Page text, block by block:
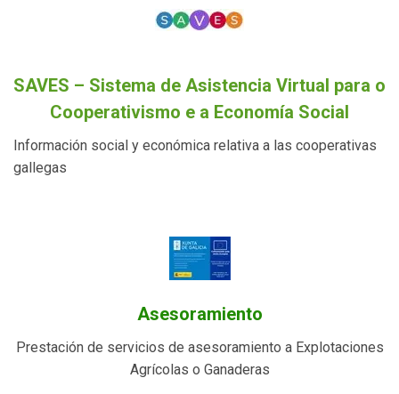
SAVES – Sistema de Asistencia Virtual para o
Cooperativismo e a Economía Social
Información social y económica relativa a las cooperativas
gallegas
Asesoramiento
Prestación de servicios de asesoramiento a Explotaciones
Agrícolas o Ganaderas